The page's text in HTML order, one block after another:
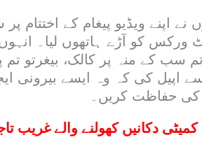
اپنے ویڈیو پیغام کے اختتام
ورکس کو آڑے ہاتھوں لیا۔
سب کے منہ پر کالک، بیغرتو تم
اپیل کی کہ وہ ایسے بیرونی
حفاظت کریں۔
دکانیں کھولنے والے غریب